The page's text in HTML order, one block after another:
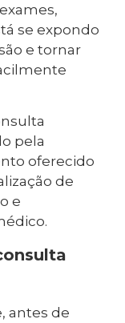
se expondo
e tornar
pela
oferecido
de
e
antes de